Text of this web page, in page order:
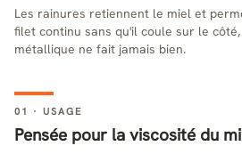
Les rainures retiennent le miel et
filet continu sans qu'il coule sur le
métallique ne fait jamais bien.
01 · USAGE
Pensée pour la viscosité du